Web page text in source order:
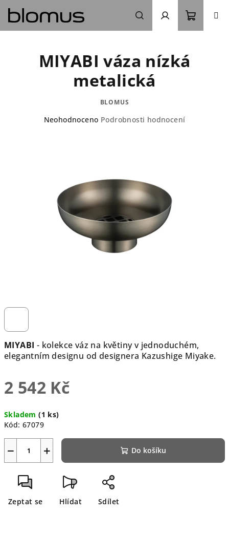
obsah
Hledat Přihlášení
MIYABI - kolekce váz na květiny v jednoduchém,
elegantním designu od designera Kazushige Miyake.
2 542 Kč
cena:
Skladem(1 ks)
Kód: 67079
+
− Do košíku
Zeptat se Hlídat Sdílet
MIYABI váza nízká
metalická
BLOMUS
Průměrné
hvězdiček.
Neohodnoceno Podrobnosti hodnocení